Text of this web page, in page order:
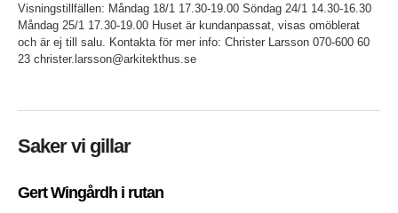
Visningstillfällen: Måndag 18/1 17.30-19.00 Söndag 24/1 14.30-16.30
Måndag 25/1 17.30-19.00 Huset är kundanpassat, visas omöblerat
och är ej till salu. Kontakta för mer info: Christer Larsson 070-600 60
23 christer.larsson@arkitekthus.se
Saker vi gillar
Gert Wingårdh i rutan